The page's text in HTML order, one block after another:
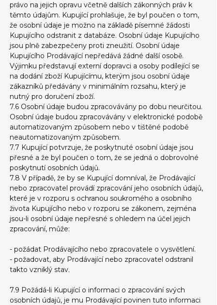
právo na jejich opravu včetně dalších zákonných práv k
těmto údajům. Kupující prohlašuje, že byl poučen o tom,
že osobní údaje je možno na základě písemné žádosti
Kupujícího odstranit z databáze. Osobní údaje Kupujícího
jsou plně zabezpečeny proti zneužití. Osobní údaje
Kupujícího Prodávající nepředává žádné další osobě.
Výjimku představují externí dopravci a osoby podílející se
na dodání zboží Kupujícímu, kterým jsou osobní údaje
zákazníků předávány v minimálním rozsahu, který je
nutný pro doručení zboží.
7.6 Osobní údaje budou zpracovávány po dobu neurčitou.
Osobní údaje budou zpracovávány v elektronické podobě
automatizovaným způsobem nebo v tištěné podobě
neautomatizovaným způsobem.
7.7 Kupující potvrzuje, že poskytnuté osobní údaje jsou
přesné a že byl poučen o tom, že se jedná o dobrovolné
poskytnutí osobních údajů.
7.8 V případě, že by se Kupující domníval, že Prodávající
nebo zpracovatel provádí zpracování jeho osobních údajů,
které je v rozporu s ochranou soukromého a osobního
života Kupujícího nebo v rozporu se zákonem, zejména
jsou-li osobní údaje nepřesné s ohledem na účel jejich
zpracování, může:
- požádat Prodávajícího nebo zpracovatele o vysvětlení.
- požadovat, aby Prodávající nebo zpracovatel odstranil
takto vzniklý stav.
7.9 Požádá-li Kupující o informaci o zpracování svých
osobních údajů, je mu Prodávající povinen tuto informaci